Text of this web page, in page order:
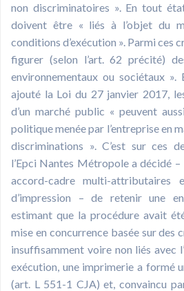
non discriminatoires ». En tout
doivent être « liés à l’objet du
conditions d’exécution ». Parmi ces
figurer (selon l’art. 62 précité)
environnementaux ou sociétaux ».
ajouté la Loi du 27 janvier 2017,
d’un marché public « peuvent
politique menée par l’entreprise en
discriminations ». C’est sur ces
l’Epci Nantes Métropole a décidé –
accord-cadre multi-attributaires
d’impression – de retenir une
estimant que la procédure avait
mise en concurrence basée sur des
insuffisamment voire non liés avec
exécution, une imprimerie a formé
(art. L 551-1 CJA) et, convaincu